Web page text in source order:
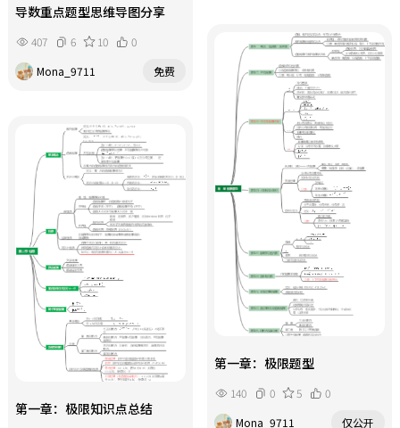
导数重点题型思维导图分享
407 6 10
0
Mona_9711
免费
第一章：极限题型
140 0 5
0
Mona_9711
仅公开
第一章：极限知识点总结